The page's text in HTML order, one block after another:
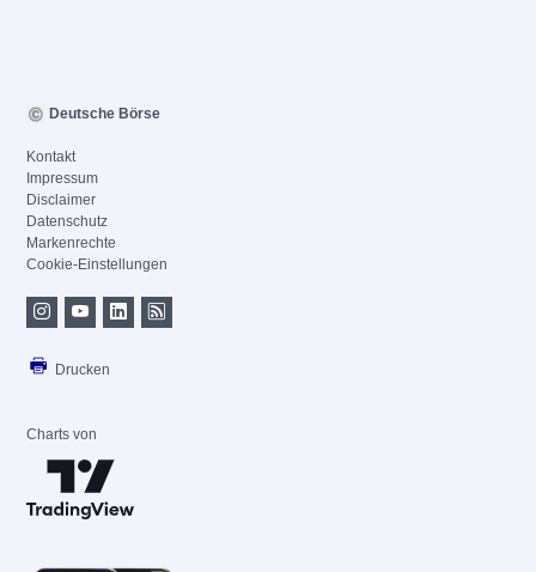
Deutsche Börse
Kontakt
Impressum
Disclaimer
Datenschutz
Markenrechte
Cookie-Einstellungen
Drucken
Charts von